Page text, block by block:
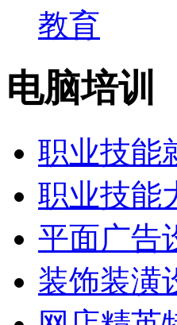
教育
电脑培训
职业技能
职业技能
平面广告
装饰装潢